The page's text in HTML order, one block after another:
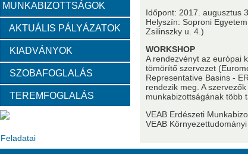
Emlékérem Év Kutatója VEAB Kiemelkedő
Szervezeti felépítése
Választott vezetők Akadémikusok Nem
Tanácskozási jogú tagok
Feladatai
MUNKABIZOTTSÁGOK
AKTUÁLIS PÁLYÁZATOK
KIADVÁNYOK
SZOBAFOGLALÁS
TEREMFOGLALÁS
Időpont: 2017. augusztus
Helyszín: Soproni
Zsilinszky u. 4.)
WORKSHOP
A rendezvényt az európai
tömörítő szervezet
Representative Basins -
rendezik meg. A
munkabizottságának több
VEAB Erdészeti
VEAB